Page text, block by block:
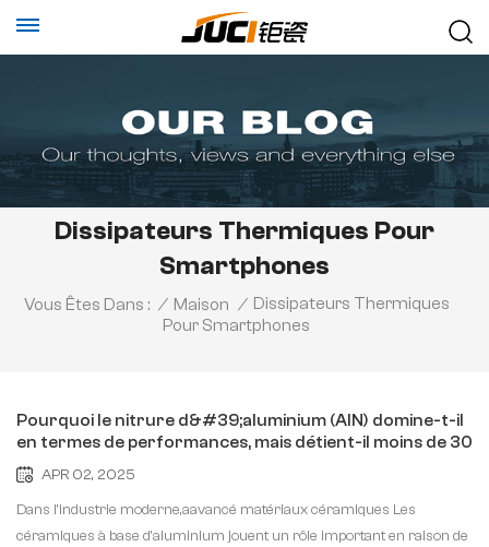
Dissipateurs Thermiques Pour
Smartphones
Vous Êtes Dans : / Maison / Dissipateurs Thermiques
Pour Smartphones
Pourquoi le nitrure d&#39;aluminium (AlN) domine-t-il
en termes de performances, mais détient-il moins de 30
% de parts de marché (Partie I) ?
APR 02, 2025
Dans l'industrie moderne,aavancé matériaux céramiques Les
céramiques à base d'aluminium jouent un rôle important en raison de